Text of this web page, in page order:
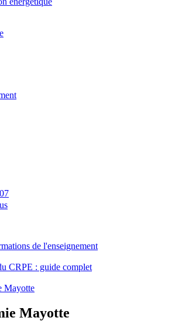
de l'enseignement
CRPE : guide complet
Mayotte
Mayotte